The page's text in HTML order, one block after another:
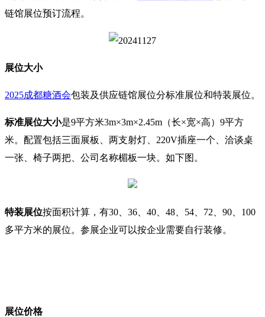
链馆展位预订流程。
展位大小
2025成都糖酒会包装及供应链馆展位分标准展位和特装展位。
标准展位大小是9平方米3m×3m×2.45m（长×宽×高）9平方
米。配置包括三面展板、两支射灯、220V插座一个、洽谈桌
一张、椅子两把、公司名称楣板一块。如下图。
特装展位按面积计算，有30、36、40、48、54 72 、90 、100
多平方米的展位。 参展企业可以按企业需要自行装修。
展位价格